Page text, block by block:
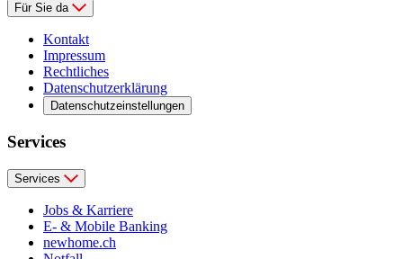
Für Sie da
Kontakt
Impressum
Rechtliches
Datenschutzerklärung
Datenschutzeinstellungen
Services
Services
Jobs & Karriere
E- & Mobile Banking
newhome.ch